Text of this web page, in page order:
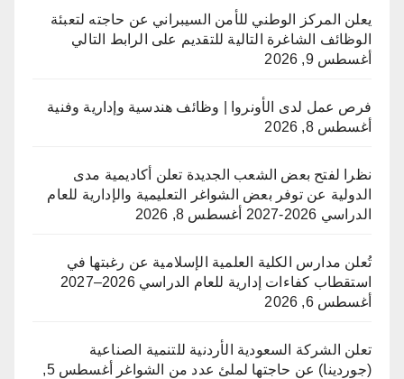
يعلن المركز الوطني للأمن السيبراني عن حاجته لتعبئة
الوظائف الشاغرة التالية للتقديم على الرابط التالي
أغسطس 9, 2026
فرص عمل لدى الأونروا | وظائف هندسية وإدارية وفنية
أغسطس 8, 2026
نظرا لفتح بعض الشعب الجديدة تعلن أكاديمية مدى
الدولية عن توفر بعض الشواغر التعليمية والإدارية للعام
الدراسي 2026-2027
أغسطس 8, 2026
تُعلن مدارس الكلية العلمية الإسلامية عن رغبتها في
استقطاب كفاءات إدارية للعام الدراسي 2026–2027
أغسطس 6, 2026
تعلن الشركة السعودية الأردنية للتنمية الصناعية
(جوردينا) عن حاجتها لملئ عدد من الشواغر
أغسطس 5,